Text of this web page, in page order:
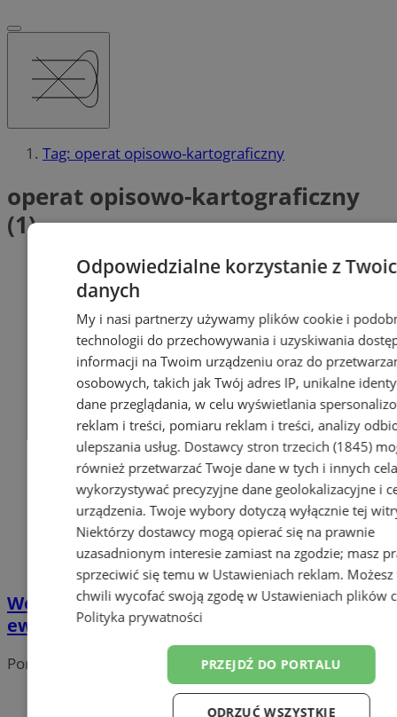
Tag: operat opisowo-kartograficzny
operat opisowo-kartograficzny
(1)
Wodzisław Śląski: projekt modernizacji
ewidencji gruntów do wglądu w Starostwie
Portal należy do sieci
Odpowiedzialne korzystanie z
danych
My i nasi partnerzy używamy plików cookie i
technologii do przechowywania i uzyskiwania
informacji na Twoim urządzeniu oraz do
osobowych, takich jak Twój adres IP, unikalne
dane przeglądania, w celu wyświetlania
reklam i treści, pomiaru reklam i treści, analizy
ulepszania usług. Dostawcy stron trzecich (1845)
również przetwarzać Twoje dane w tych i innych
wykorzystywać precyzyjne dane geolokalizacyjne i
urządzenia. Twoje wybory dotyczą wyłącznie tej
Niektórzy dostawcy mogą opierać się na prawnie
uzasadnionym interesie zamiast na zgodzie; masz
sprzeciwić się temu w Ustawieniach reklam.
chwili wycofać swoją zgodę w Ustawieniach plików
Polityka prywatności
PRZEJDŹ DO PORTALU
ODRZUĆ WSZYSTKIE